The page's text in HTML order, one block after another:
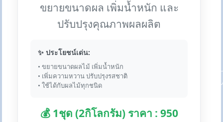
ขยายขนาดผล เพิ่มน้ำหนัก และ
ปรับปรุงคุณภาพผลผลิต
✨ ประโยชน์เด่น:
• ขยายขนาดผลไม้ เพิ่มน้ำหนัก
• เพิ่มความหวาน ปรับปรุงรสชาติ
• ใช้ได้กับผลไม้ทุกชนิด
💰 1ชุด (2กิโลกรัม) ราคา : 950